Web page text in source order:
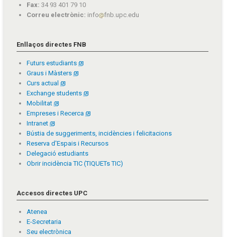
Fax: 34 93 401 79 10
Correu electrònic: info fnb.upc.edu
Enllaços directes FNB
Futurs estudiants
Graus i Màsters
Curs actual
Exchange students
Mobilitat
Empreses i Recerca
Intranet
Bústia de suggeriments, incidències i felicitacions
Reserva d'Espais i Recursos
Delegació estudiants
Obrir incidència TIC (TIQUETs TIC)
Accesos directes UPC
Atenea
E-Secretaria
Seu electrònica